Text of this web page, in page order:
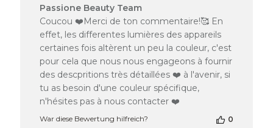
Kommentare
des
Shop-
Inhabers
zur
Bewertung
von
Passione
Beauty
am
Passione Beauty Team
Coucou ❤️Merci de ton commentaire!🥰 En
effet, les differentes lumières des appareils
certaines fois altèrent un peu la couleur, c'est
pour cela que nous nous engageons à fournir
des descpritions très détaillées ❤️ à l'avenir, si
tu as besoin d'une couleur spécifique,
n'hésites pas à nous contacter ❤️
War diese Bewertung hilfreich? 0